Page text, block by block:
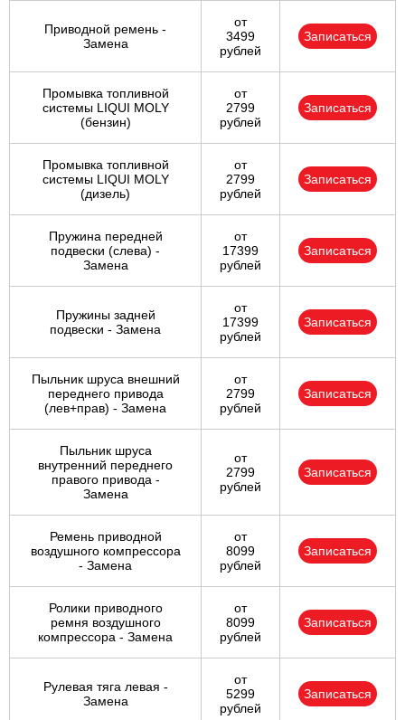
Приводной ремень -
Замена
от
3499
рублей
Записаться
Промывка топливной
системы LIQUI MOLY
(бензин)
от
2799
рублей
Записаться
Промывка топливной
системы LIQUI MOLY
(дизель)
от
2799
рублей
Записаться
Пружина передней
подвески (слева) -
Замена
от
17399
рублей
Записаться
Пружины задней
подвески - Замена
от
17399
рублей
Записаться
Пыльник шруса внешний
переднего привода
(лев+прав) - Замена
от
2799
рублей
Записаться
Пыльник шруса
внутренний переднего
правого привода -
Замена
от
2799
рублей
Записаться
Ремень приводной
воздушного компрессора
- Замена
от
8099
рублей
Записаться
Ролики приводного
ремня воздушного
компрессора - Замена
от
8099
рублей
Записаться
Рулевая тяга левая -
Замена
от
5299
рублей
Записаться